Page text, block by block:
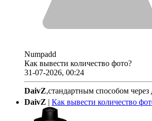
Numpadd
Как вывести количество фото?
31-07-2026, 00:24
DaivZ,стандартным способом через
DaivZ | Как вывести количество